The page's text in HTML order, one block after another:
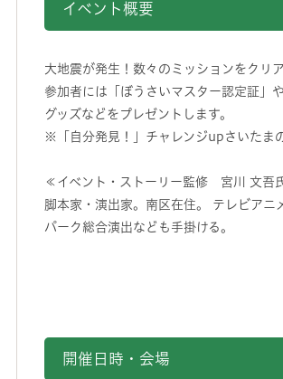
イベント概要
大地震が発生！数々のミッションをクリ
参加者には「ぼうさいマスター認定証」
グッズなどをプレゼントします。
※「自分発見！」チャレンジupさいたま
≪イベント・ストーリー監修 宮川 文吾
脚本家・演出家。南区在住。 テレビア
パーク総合演出なども手掛ける。
開催日時・会場